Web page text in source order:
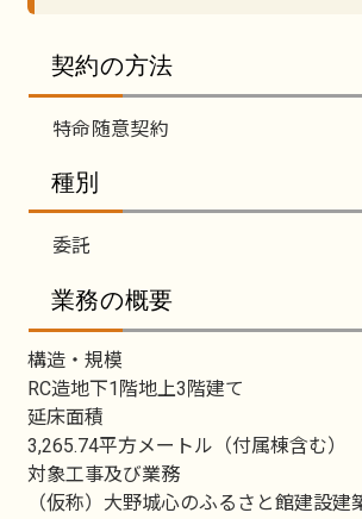
契約の方法
特命随意契約
種別
委託
業務の概要
構造・規模
RC造地下1階地上3階建て
延床面積
3,265.74平方メートル（付属棟含む）
対象工事及び業務
（仮称）大野城心のふるさと館建設建